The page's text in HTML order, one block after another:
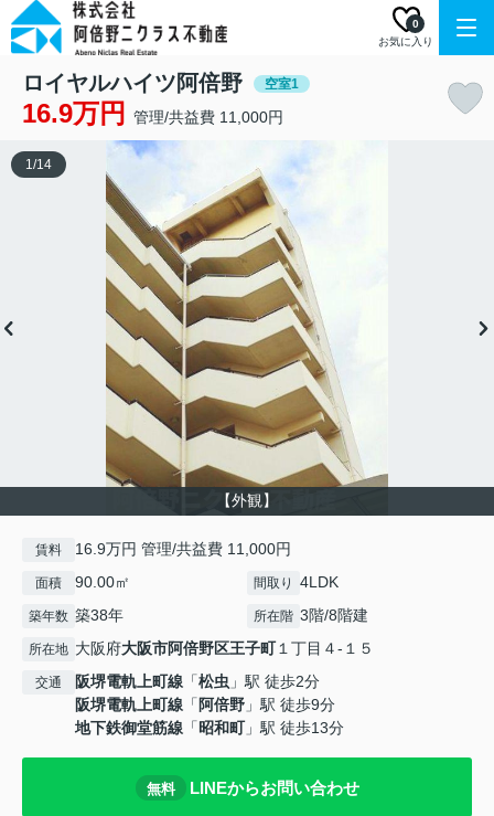
お気に入り
0
ロイヤルハイツ阿倍野 空室1
16.9万円 管理/共益費 11,000円
【外観】
1/14
賃料 16.9万円 管理/共益費 11,000円
面積 90.00㎡ 間取り 4LDK
築年数 築38年 所在階 3階/8階建
所在地 大阪府大阪市阿倍野区王子町１丁目４-１５
交通 阪堺電軌上町線 「松虫 」駅 徒歩2分
阪堺電軌上町線 「 阿倍野 」駅 徒歩9分
地下鉄御堂筋線 「昭和町」駅 徒歩13分
無料 LINEからお問い合わせ